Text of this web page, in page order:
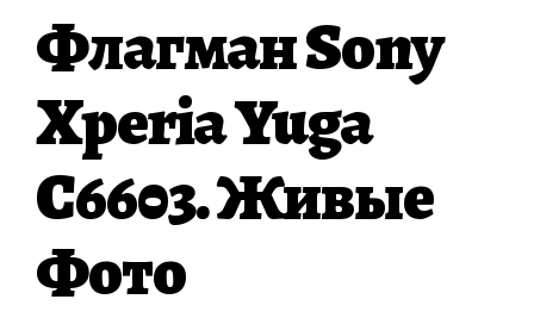
Флагман Sony
Xperia Yuga
C6603. Живые
Фото